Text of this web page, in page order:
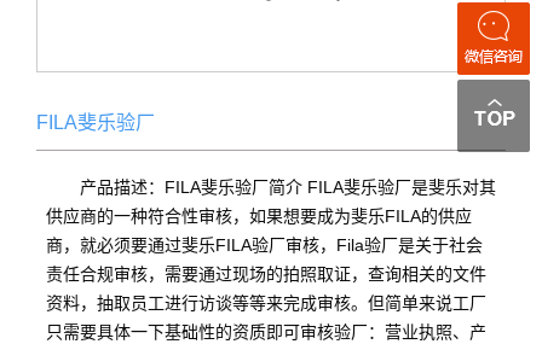
FILA斐乐验厂
产品描述：FILA斐乐验厂简介 FILA斐乐验厂是斐乐对其
供应商的一种符合性审核，如果想要成为斐乐FILA的供应
商，就必须要通过斐乐FILA验厂审核，Fila验厂是关于社会
责任合规审核，需要通过现场的拍照取证，查询相关的文件
资料，抽取员工进行访谈等等来完成审核。但简单来说工厂
只需要具体一下基础性的资质即可审核验厂：营业执照、产